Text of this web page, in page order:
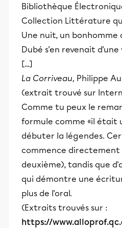
Bibliothèque
Collection Littérature
Une nuit, un bonhomme
Dubé s'en revenait
[...]
La Corriveau, Philippe
(extrait trouvé sur
Comme tu peux le
formule comme «il était
débuter la légendes.
commence directement
deuxième), tandis que
qui démontre une
plus de l'oral.
(Extraits trouvés sur :
https://